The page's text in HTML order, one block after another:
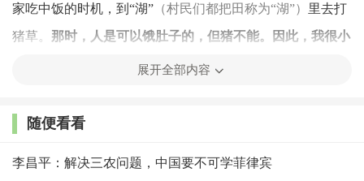
家吃中饭的时机，到“湖” （村民们都把田称为“湖”） 里去打
猪草。 那时，人是可以饿肚子的，但猪不能。因此，我很小
就领会了苏格拉底的断言：做猪比做人幸福。
部露出水面；房前屋后的小河早已满溢，很多人家开始进
水，脸盆、 水瓢之类被用来戽水；地势较高的邻村还在向
展开全部内容
随便看看
李昌平：解决三农问题，中国要不可学菲律宾